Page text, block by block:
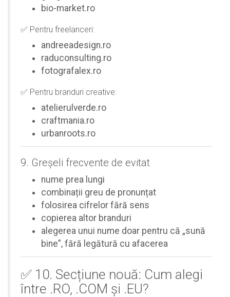
bio-market.ro
✅ Pentru freelanceri:
andreeadesign.ro
raduconsulting.ro
fotografalex.ro
✅ Pentru branduri creative:
atelierulverde.ro
craftmania.ro
urbanroots.ro
9. Greșeli frecvente de evitat
nume prea lungi
combinații greu de pronunțat
folosirea cifrelor fără sens
copierea altor branduri
alegerea unui nume doar pentru că „sună
bine”, fără legătură cu afacerea
✅ 10. Secțiune nouă: Cum alegi
între .RO, .COM și .EU?